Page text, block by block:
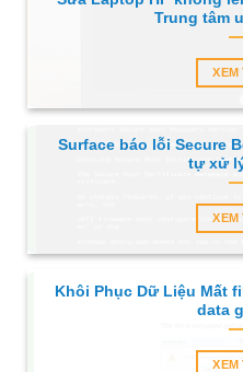
Trung tâm
XEM
Surface báo lỗi Secure
tự xử
XEM
Khôi Phục Dữ Liệu Mất
data
XEM